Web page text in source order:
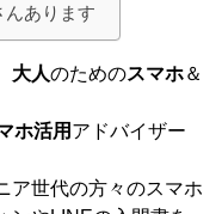
んあります
大人のためのスマホ＆
ホ活用 アドバイザー
ア世代の方々のスマホ